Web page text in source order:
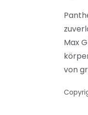
Max
von